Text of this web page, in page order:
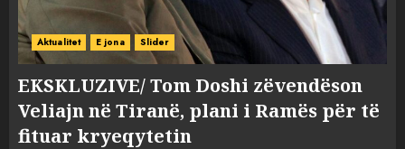
Aktualitet E jona Slider
EKSKLUZIVE/ Tom Doshi zëvendëson
Veliajn në Tiranë, plani i Ramës për të
fituar kryeqytetin